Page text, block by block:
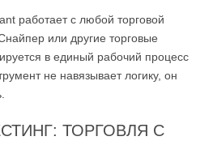
работает с любой торговой
или другие торговые
в единый рабочий процесс
не навязывает логику, он
ТОРГОВЛЯ С